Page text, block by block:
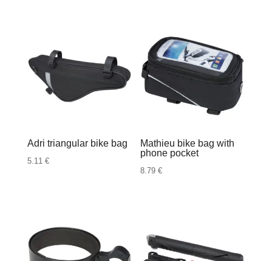
Adri triangular bike bag
5.11 €
Mathieu bike bag with
phone pocket
8.79€